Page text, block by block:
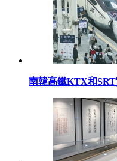
南韓高鐵KTX和